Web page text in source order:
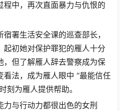
程中，再次直面暴力与仇恨的
署生活安全课的巡查部长，
起初她对保护罪犯的雁人十分
，但了解雁人辞去警察成为保
看法，成为雁人眼中 “最能信任
刻为雁人提供帮助。
与行动力都很出色的女刑